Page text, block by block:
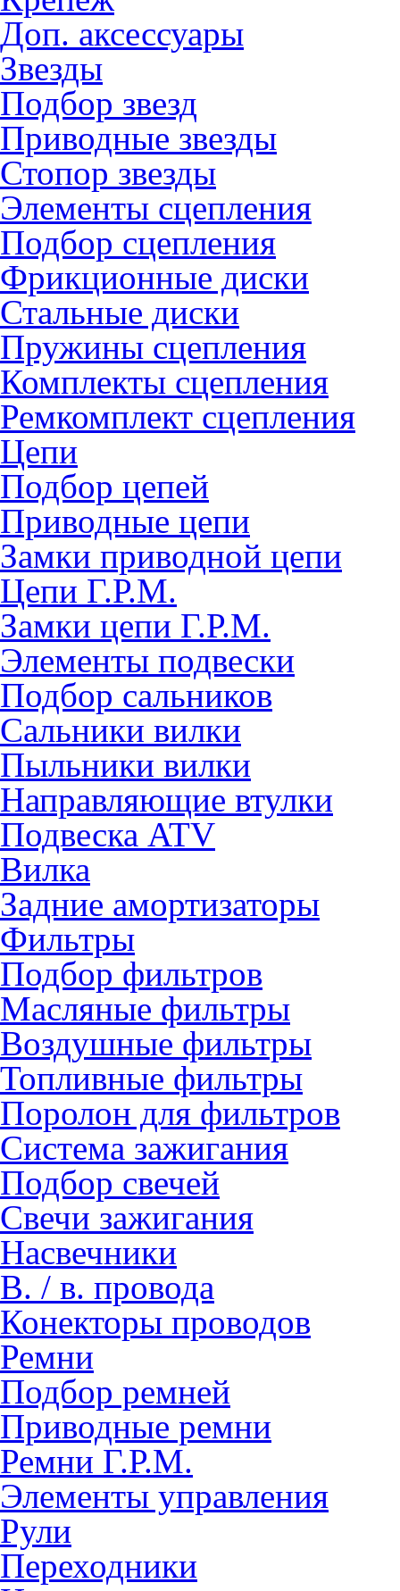
Доп. аксессуары
Звезды
Подбор звезд
Приводные звезды
Стопор звезды
Элементы сцепления
Подбор сцепления
Фрикционные диски
Стальные диски
Пружины сцепления
Комплекты сцепления
Ремкомплект сцепления
Цепи
Подбор цепей
Приводные цепи
Замки приводной цепи
Цепи Г.Р.М.
Замки цепи Г.Р.М.
Элементы подвески
Подбор сальников
Сальники вилки
Пыльники вилки
Направляющие втулки
Подвеска ATV
Вилка
Задние амортизаторы
Фильтры
Подбор фильтров
Масляные фильтры
Воздушные фильтры
Топливные фильтры
Поролон для фильтров
Система зажигания
Подбор свечей
Свечи зажигания
Насвечники
В. / в. провода
Конекторы проводов
Ремни
Подбор ремней
Приводные ремни
Ремни Г.Р.М.
Элементы управления
Рули
Переходники